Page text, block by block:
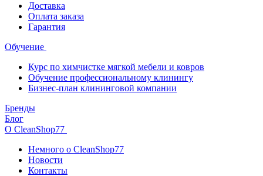
Доставка
Оплата заказа
Гарантия
Обучение
Курс по химчистке мягкой мебели и ковров
Обучение профессиональному клинингу
Бизнес-план клининговой компании
Бренды
Блог
О CleanShop77
Немного о CleanShop77
Новости
Контакты